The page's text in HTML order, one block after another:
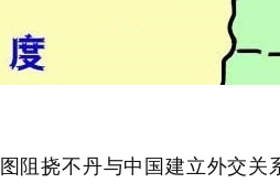
阻挠不丹与中国建立外交关